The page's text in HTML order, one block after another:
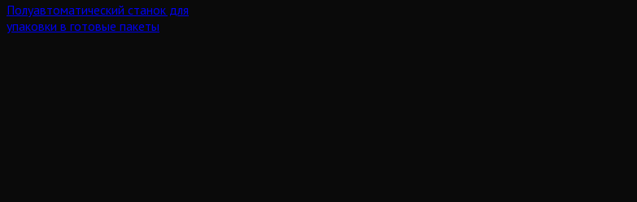
Полуавтоматический станок для
упаковки в готовые пакеты